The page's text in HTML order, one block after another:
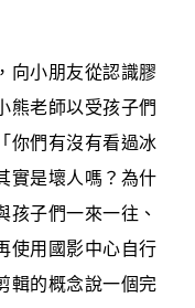
向小朋友從認識膠
熊老師以受孩子們
你們有沒有看過冰
實是壞人嗎？為什
孩子們一來一往、
使用國影中心自行
輯的概念說一個完